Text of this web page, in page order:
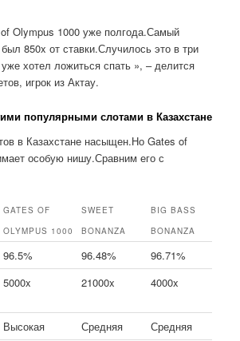
Olympus 1000 уже полгода.Самый
850x от ставки.Случилось это в три
хотел ложиться спать », – делится
игрок из Актау.
популярными слотами в Казахстане
в Казахстане насыщен.Но Gates of
особую нишу.Сравним его с
GATES OF
OLYMPUS 1000
SWEET
BONANZA
BIG BASS
BONANZA
96.5% 96.48%
96.71%
5000x 21000x 4000x
Высокая Средняя
Средняя